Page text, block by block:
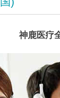
神鹿医疗